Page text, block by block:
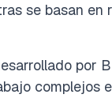
se basan en
por
complejos